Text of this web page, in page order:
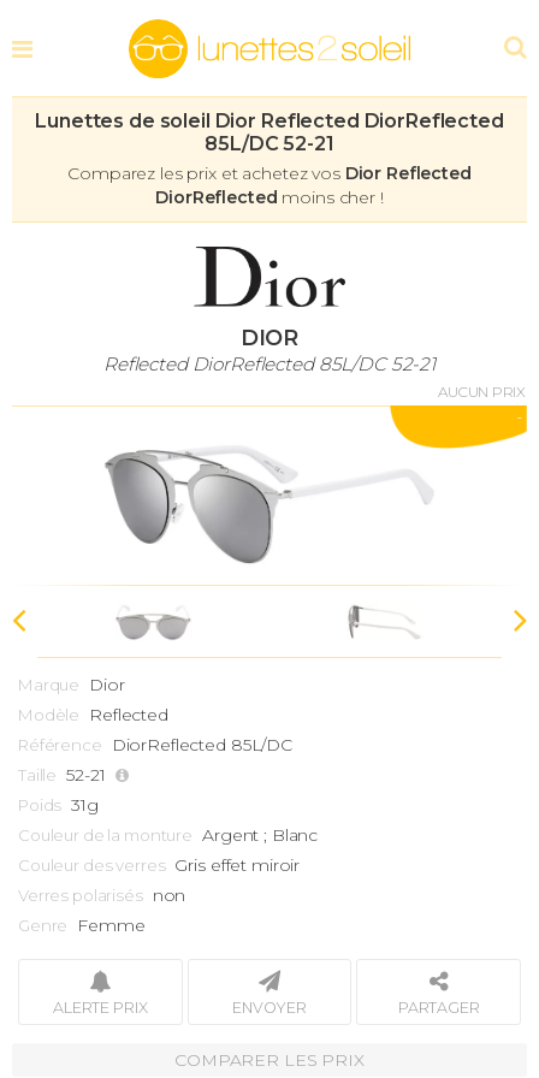
Lunettes de soleil Dior Reflected DiorReflected
85L/DC 52-21
Comparez les prix et achetez vos Dior Reflected
DiorReflected moins cher !
DIOR
Reflected DiorReflected 85L/DC 52-21
AUCUN PRIX
-
Marque Dior
Modèle Reflected
Référence DiorReflected 85L/DC
Taille 52-21
Poids 31g
Couleur de la monture Argent ; Blanc
Couleur des verres Gris effet miroir
Verres polarisés non
Genre Femme
ALERTE PRIX ENVOYER PARTAGER
COMPARER LES PRIX